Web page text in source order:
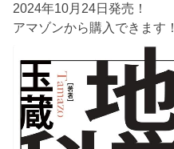
2024年10月24日発売！
アマゾンから購入できます！